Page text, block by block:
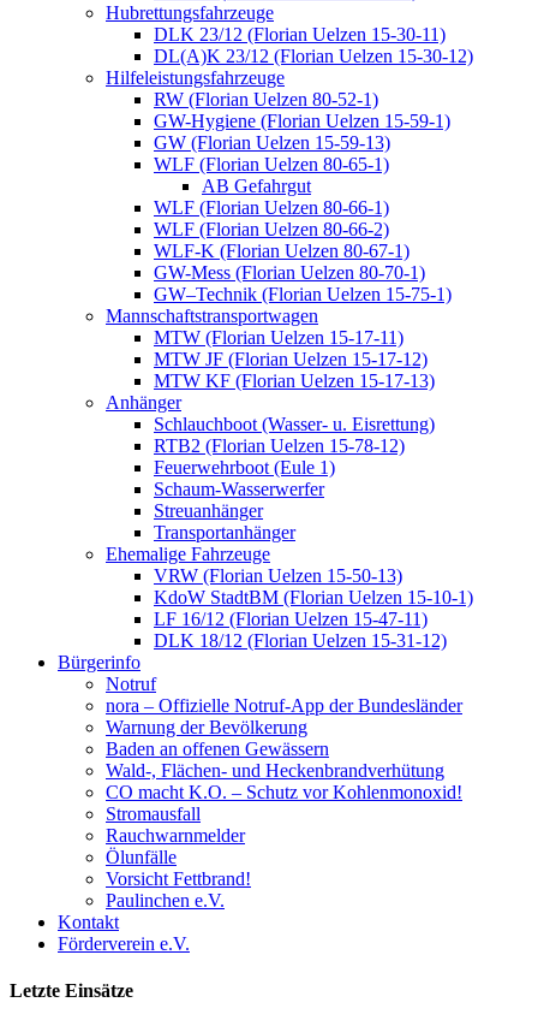
Hubrettungsfahrzeuge
DLK 23/12 (Florian Uelzen 15-30-11)
DL(A)K 23/12 (Florian Uelzen 15-30-12)
Hilfeleistungsfahrzeuge
RW (Florian Uelzen 80-52-1)
GW-Hygiene (Florian Uelzen 15-59-1)
GW (Florian Uelzen 15-59-13)
WLF (Florian Uelzen 80-65-1)
AB Gefahrgut
WLF (Florian Uelzen 80-66-1)
WLF (Florian Uelzen 80-66-2)
WLF-K (Florian Uelzen 80-67-1)
GW-Mess (Florian Uelzen 80-70-1)
GW–Technik (Florian Uelzen 15-75-1)
Mannschaftstransportwagen
MTW (Florian Uelzen 15-17-11)
MTW JF (Florian Uelzen 15-17-12)
MTW KF (Florian Uelzen 15-17-13)
Anhänger
Schlauchboot (Wasser- u. Eisrettung)
RTB2 (Florian Uelzen 15-78-12)
Feuerwehrboot (Eule 1)
Schaum-Wasserwerfer
Streuanhänger
Transportanhänger
Ehemalige Fahrzeuge
VRW (Florian Uelzen 15-50-13)
KdoW StadtBM (Florian Uelzen 15-10-1)
LF 16/12 (Florian Uelzen 15-47-11)
DLK 18/12 (Florian Uelzen 15-31-12)
Bürgerinfo
Notruf
nora – Offizielle Notruf-App der Bundesländer
Warnung der Bevölkerung
Baden an offenen Gewässern
Wald-, Flächen- und Heckenbrandverhütung
CO macht K.O. – Schutz vor Kohlenmonoxid!
Stromausfall
Rauchwarnmelder
Ölunfälle
Vorsicht Fettbrand!
Paulinchen e.V.
Kontakt
Förderverein e.V.
Letzte Einsätze